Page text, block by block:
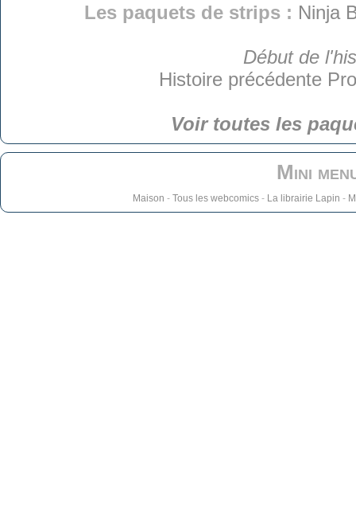
Les paquets de strips : Ninja
Début de
Histoire précédente
Voir toutes les
Mini
Maison - Tous les webcomics- La librairie Lapin -